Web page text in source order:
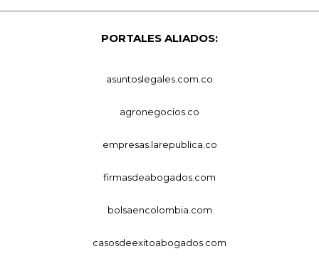
PORTALES ALIADOS:
asuntoslegales.com.co
agronegocios.co
empresas.larepublica.co
firmasdeabogados.com
bolsaencolombia.com
casosdeexitoabogados.com